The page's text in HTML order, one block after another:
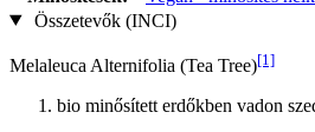
Összetevők (INCI)
Melaleuca Alternifolia (Tea Tree)[1]
bio minősített erdőkben vadon